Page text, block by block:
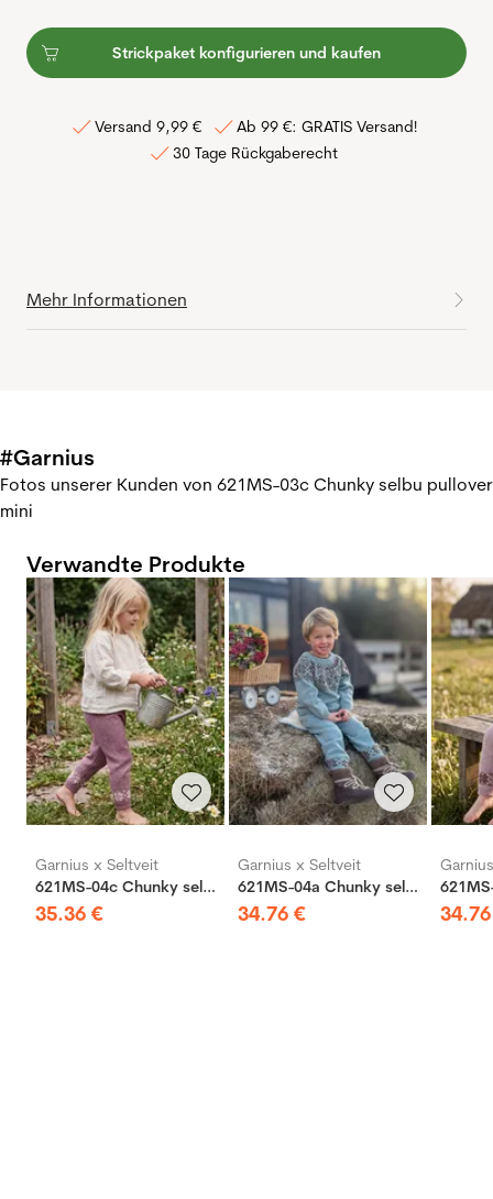
Strickpaket konfigurieren und kaufen
Versand 9,99 €
Ab 99 €: GRATIS Versand!
30 Tage Rückgaberecht
Mehr Informationen
#Garnius
Fotos unserer Kunden von 621MS-03c Chunky selbu pullover
mini
Verwandte Produkte
Garnius x Seltveit
621MS-04c Chunky selbu hose
35.36 €
Garnius x Seltveit
621MS-04a Chunky selbu hose
34.76 € 34.76